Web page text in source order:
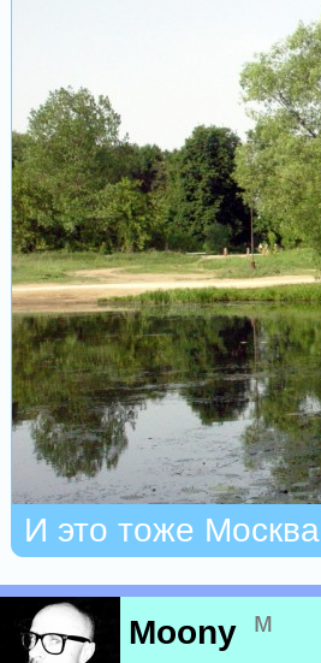
И это тоже Москва
Moony м